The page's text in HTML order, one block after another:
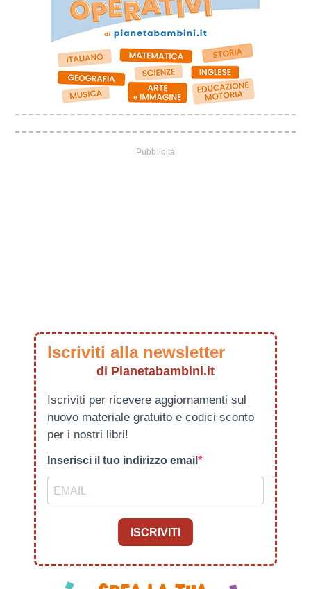
Iscriviti alla newsletter
di Pianetabambini.it
Iscriviti per ricevere aggiornamenti sul
nuovo materiale gratuito e codici sconto
per i nostri libri!
Inserisci il tuo indirizzo email
ISCRIVITI